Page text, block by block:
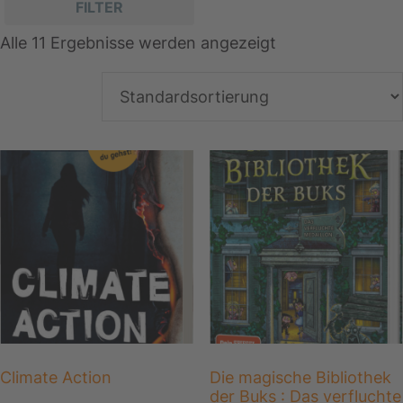
FILTER
Alle 11 Ergebnisse werden angezeigt
Climate Action
Die magische Bibliothek
der Buks : Das verfluchte